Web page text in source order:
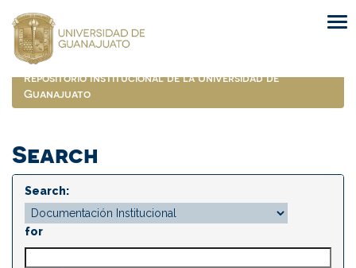
navigation
Repositorio Institucional de la Universidad de
Guanajuato
Search
Search:
for